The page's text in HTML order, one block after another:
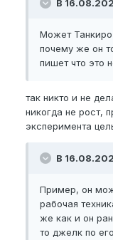
В
Может
почему же он
пишет что это
так никто и не
никогда не рост,
эксперимента
В
Пример, он
рабочая
же как и он
то джелк по